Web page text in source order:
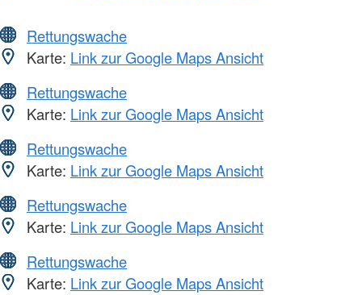
Rettungswache
Karte: Link zur Google Maps Ansicht
Rettungswache
Karte: Link zur Google Maps Ansicht
Rettungswache
Karte: Link zur Google Maps Ansicht
Rettungswache
Karte: Link zur Google Maps Ansicht
Rettungswache
Karte: Link zur Google Maps Ansicht